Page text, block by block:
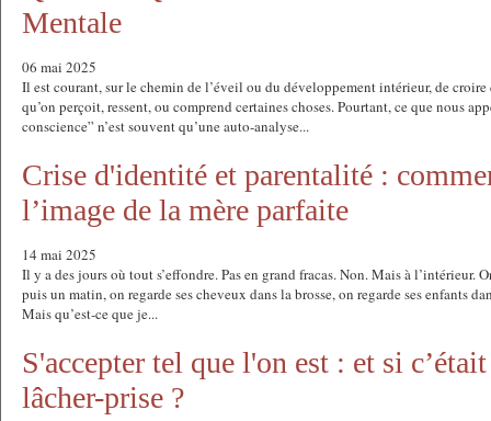
Mentale
06 mai 2025
Il est courant, sur le chemin de l’éveil ou du développement intérieur, de croire
qu’on perçoit, ressent, ou comprend certaines choses. Pourtant, ce que nous
conscience” n’est souvent qu’une auto-analyse...
Crise d'identité et parentalité :
l’image de la mère parfaite
14 mai 2025
Il y a des jours où tout s’effondre. Pas en grand fracas. Non. Mais à l’intérieur.
puis un matin, on regarde ses cheveux dans la brosse, on regarde ses enfants
Mais qu’est-ce que je...
S'accepter tel que l'on est : et si
lâcher-prise ?